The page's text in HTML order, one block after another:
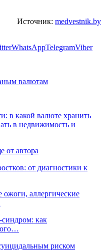
Источник: medvestnik.by
WhatsAppTelegramViber
валютам
в какой валюте хранить
в недвижимость и
от автора
от диагностики к
ожоги, аллергические
как
риском